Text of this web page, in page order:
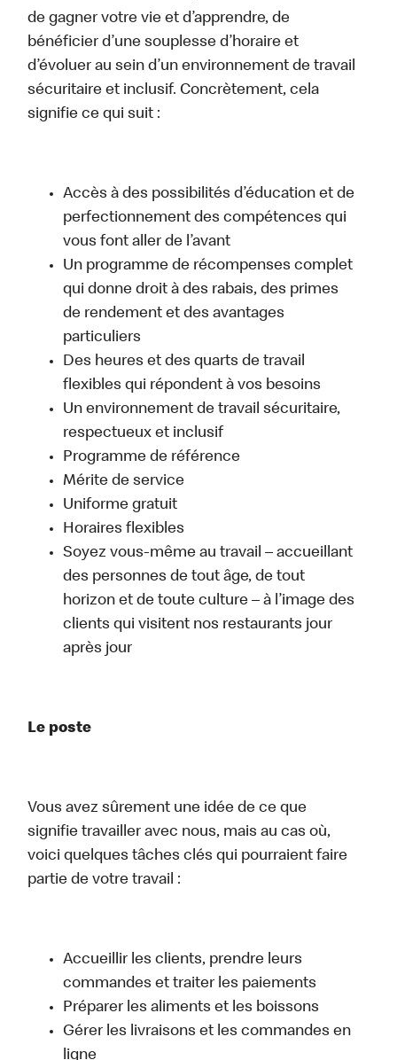
de gagner votre vie et d’apprendre, de
bénéficier d’une souplesse d’horaire et
d’évoluer au sein d’un environnement de travail
sécuritaire et inclusif. Concrètement, cela
signifie ce qui suit :
Accès à des possibilités d’éducation et de
perfectionnement des compétences qui
vous font aller de l’avant
Un programme de récompenses complet
qui donne droit à des rabais, des primes
de rendement et des avantages
particuliers
Des heures et des quarts de travail
flexibles qui répondent à vos besoins
Un environnement de travail sécuritaire,
respectueux et inclusif
Programme de référence
Mérite de service
Uniforme gratuit
Horaires flexibles
Soyez vous-même au travail – accueillant
des personnes de tout âge, de tout
horizon et de toute culture – à l’image des
clients qui visitent nos restaurants jour
après jour
Le poste
Vous avez sûrement une idée de ce que
signifie travailler avec nous, mais au cas où,
voici quelques tâches clés qui pourraient faire
partie de votre travail :
Accueillir les clients, prendre leurs
commandes et traiter les paiements
Préparer les aliments et les boissons
Gérer les livraisons et les commandes en
ligne